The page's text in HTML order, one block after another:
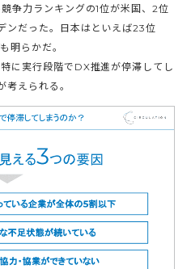
争力ランキングの1位が米国、2位
ンだった。日本はといえば23位
明らかだ。
に実行段階でDX推進が停滞してし
考えられる。